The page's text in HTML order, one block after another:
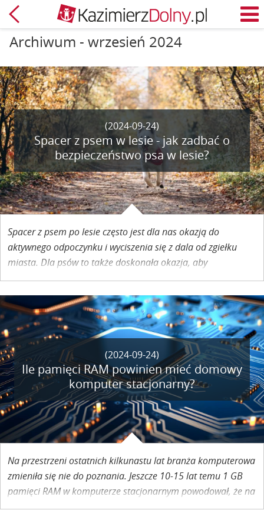
Powrót
Archiwum - wrzesień 2024
(2024-09-24)
Spacer z psem w lesie - jak zadbać o
bezpieczeństwo psa w lesie?
Spacer z psem po lesie często jest dla nas okazją do
aktywnego odpoczynku i wyciszenia się z dala od zgiełku
miasta. Dla psów to także doskonała okazja, aby
eksplorować nowe miejsca, węszyć i spędzać czas na
świeżym powietrzu. Jednak, wybierając się na leśną wyprawę
z naszym pupilem, warto pamiętać, że w lesie nie jesteśmy
sami. W naturalnym środowisku żyje wiele gatunków dzikich
zwierząt, a różnego rodzaju niebezpieczeństwa mogą
stanowić zagrożenie zarówno dla nas, jak i dla naszych
czworonogów. O czym warto pamiętać, aby spacer był
bezpieczny i przyjemny? Materiał powstał dzięki współpracy
reklamowej z Mój Zdrowy Futrzak.
(2024-09-24)
Ile pamięci RAM powinien mieć domowy
komputer stacjonarny?
Na przestrzeni ostatnich kilkunastu lat branża komputerowa
zmieniła się nie do poznania. Jeszcze 10-15 lat temu 1 GB
pamięci RAM w komputerze stacjonarnym powodował, że na
takim sprzęcie dało się odpalić niemalże każdą grę lub